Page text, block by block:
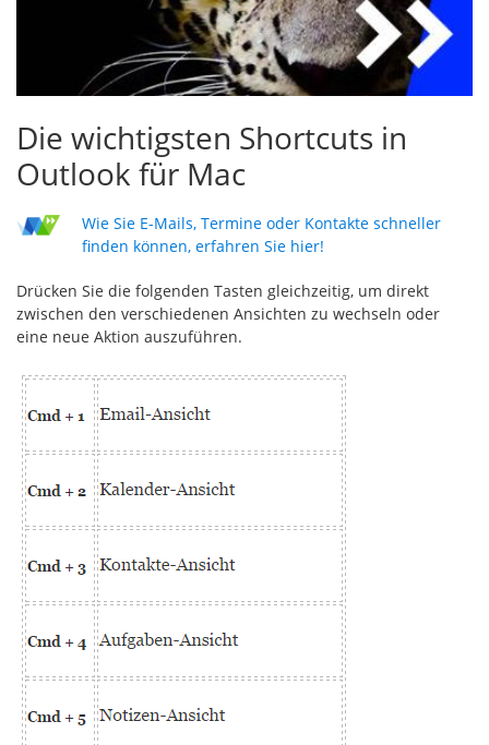
Die wichtigsten Shortcuts in
Outlook für Mac
Wie Sie E-Mails, Termine oder Kontakte schneller
finden können, erfahren Sie hier!
Drücken Sie die folgenden Tasten gleichzeitig, um direkt
zwischen den verschiedenen Ansichten zu wechseln oder
eine neue Aktion auszuführen.